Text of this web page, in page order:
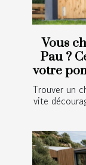
Vous
Pau ?
votre
Trouver un
vite